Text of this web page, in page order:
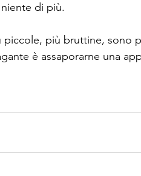
di più.
più bruttine, sono
è assaporarne una